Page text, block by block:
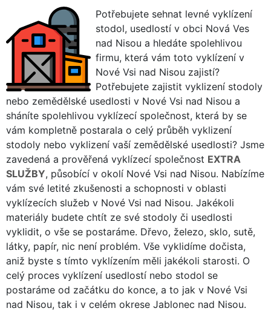
Potřebujete sehnat levné vyklízení
stodol, usedlostí v obci Nová Ves
nad Nisou a hledáte spolehlivou
firmu, která vám toto vyklízení v
Nové Vsi nad Nisou zajistí?
Potřebujete zajistit vyklizení stodoly
nebo zemědělské usedlosti v Nové Vsi nad Nisou a
sháníte spolehlivou vyklízecí společnost, která by se
vám kompletně postarala o celý průběh vyklizení
stodoly nebo vyklizení vaší zemědělské usedlosti? Jsme
zavedená a prověřená vyklízecí společnost EXTRA
SLUŽBY, působící v okolí Nové Vsi nad Nisou. Nabízíme
vám své letité zkušenosti a schopnosti v oblasti
vyklízecích služeb v Nové Vsi nad Nisou. Jakékoli
materiály budete chtít ze své stodoly či usedlosti
vyklidit, o vše se postaráme. Dřevo, železo, sklo, sutě,
látky, papír, nic není problém. Vše vyklidíme dočista,
aniž byste s tímto vyklízením měli jakékoli starosti. O
celý proces vyklízení usedlostí nebo stodol se
postaráme od začátku do konce, a to jak v Nové Vsi
nad Nisou, tak i v celém okrese Jablonec nad Nisou.